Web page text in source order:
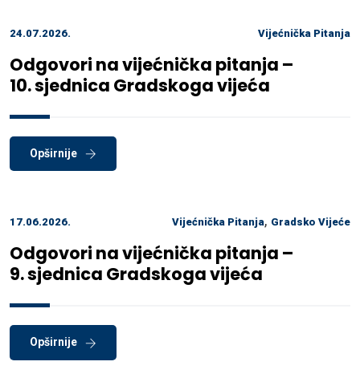
24.07.2026. Vijećnička Pitanja
Odgovori na vijećnička pitanja –
10. sjednica Gradskoga vijeća
Opširnije
17.06.2026. Vijećnička Pitanja, Gradsko Vijeće
Odgovori na vijećnička pitanja –
9. sjednica Gradskoga vijeća
Opširnije